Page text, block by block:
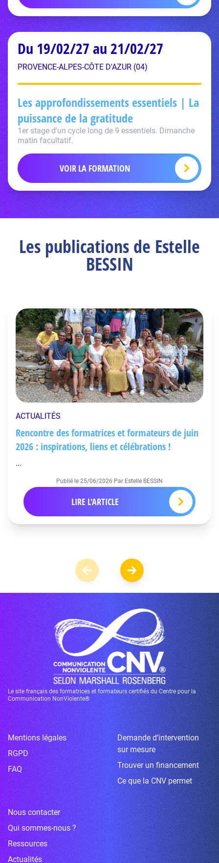
Du 19/02/27 au 21/02/27
PROVENCE-ALPES-CÔTE D'AZUR (04)
Les approfondissements essentiels | La
puissance de la gratitude
1er stage d'un cycle long de 9 essentiels. Dimanche
matin facultatif.
VOIR LA FORMATION
Les publications de Estelle
BESSIN
ACTUALITÉS
Rencontre des formatrices et formateurs de juin
2026 : inspirations, liens et célébrations !
...
Publié le 25/06/2026 Par Estelle BESSIN
LIRE L'ARTICLE
Le site français des formatrices et formateurs certifiés du Centre pour la
Communication NonViolente®
Mentions légales
RGPD
FAQ
Demande d’intervention
sur mesure
Trouver un financement
Ce que la CNV permet
Nous contacter
Qui sommes-nous ?
Ressources
Actualités